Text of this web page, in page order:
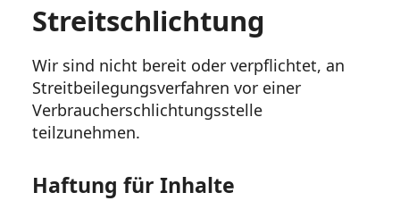
Streitschlichtung
Wir sind nicht bereit oder verpflichtet, an
Streitbeilegungsverfahren vor einer
Verbraucherschlichtungsstelle
teilzunehmen.
Haftung für Inhalte